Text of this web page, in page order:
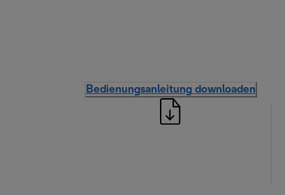
Bedienungsanleitung downloaden